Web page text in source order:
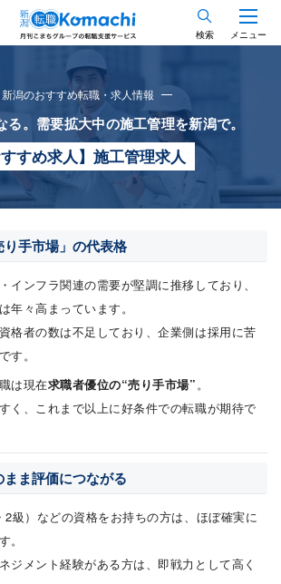
検索 メニュー
新潟のおすすめ転職・求人情報
る。需要拡大中の施工管理を新潟で。
すすめ求人】施工管理求人
手市場」の代表格
インフラ関連の需要が堅調に推移しており、
年々高まっています。
格者の数は不足しており、企業側は採用に苦
す。
は現在求職者優位の“売り手市場”。
く、これまで以上に好条件での転職が期待で
ま評価につながる
級）などの資格をお持ちの方は、ほぼ確実に
。
ジメント経験がある方は、即戦力として高く